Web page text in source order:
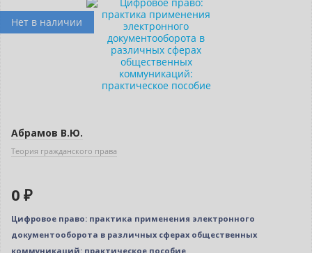
Нет в наличии
Абрамов В.Ю.
Теория гражданского права
0 ₽
Цифровое право: практика применения электронного
документооборота в различных сферах общественных
коммуникаций: практическое пособие